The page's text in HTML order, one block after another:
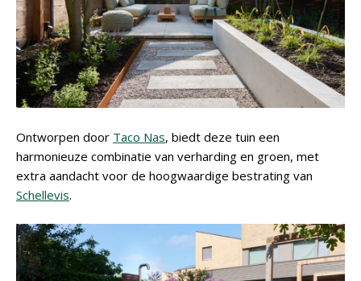
Ontworpen door Taco Nas, biedt deze tuin een
harmonieuze combinatie van verharding en groen, met
extra aandacht voor de hoogwaardige bestrating van
Schellevis.